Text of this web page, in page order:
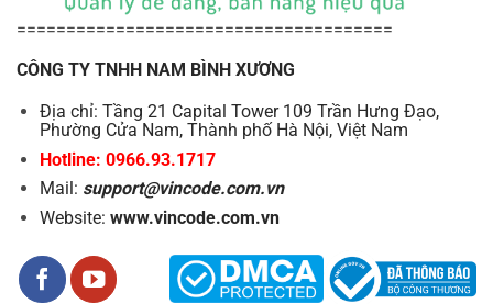
======================================
CÔNG TY TNHH NAM BÌNH XƯƠNG
Địa chỉ: Tầng 21 Capital Tower 109 Trần Hưng Đạo,
Phường Cửa Nam, Thành phố Hà Nội, Việt Nam
Hotline: 0966.93.1717
Mail: support@vincode.com.vn
Website: www.vincode.com.vn